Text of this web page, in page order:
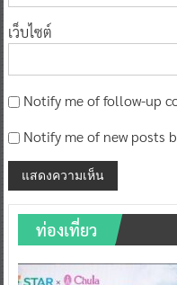
เว็บไซต์
Notify me of follow-up
Notify me of new posts
ท่องเที่ยว